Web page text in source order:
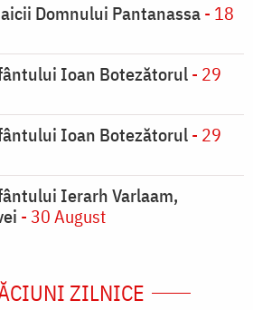
Domnului Pantanassa- 18
Ioan Botezătorul- 29
Ioan Botezătorul- 29
Ierarh Varlaam,
- 30 August
ZILNICE